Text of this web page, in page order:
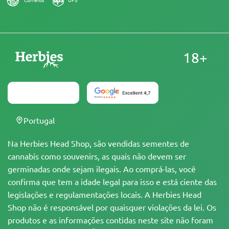
Na Herbies Head Shop, são vendidas sementes de
cannabis como souvenirs, as quais não devem ser
germinadas onde sejam ilegais. Ao comprá-las, você
confirma que tem a idade legal para isso e está ciente das
legislações e regulamentações locais. A Herbies Head
Shop não é responsável por quaisquer violações da lei. Os
produtos e as informações contidas neste site não foram
18+
Portugal